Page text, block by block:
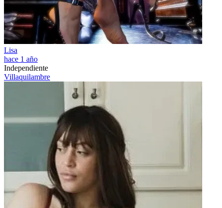
Lisa
hace 1 año
Independiente
Villaquilambre